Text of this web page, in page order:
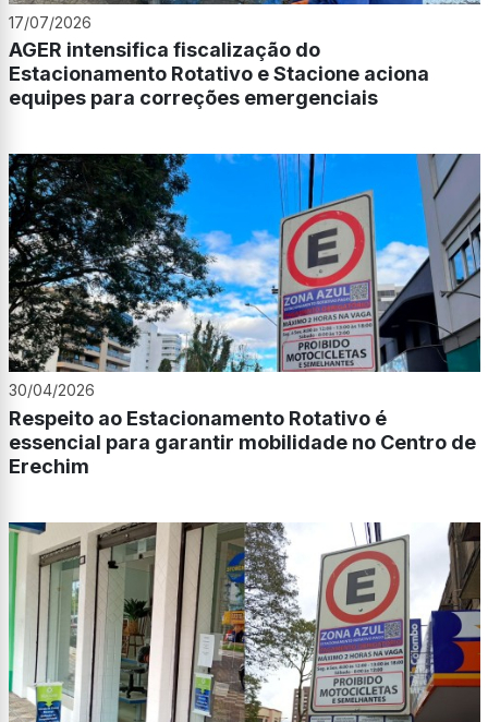
17/07/2026
AGER intensifica fiscalização do
Estacionamento Rotativo e Stacione aciona
equipes para correções emergenciais
30/04/2026
Respeito ao Estacionamento Rotativo é
essencial para garantir mobilidade no Centro de
Erechim